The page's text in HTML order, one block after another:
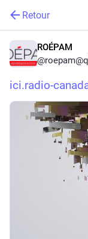
Retour
ROÉPAM
@
ici.radio-